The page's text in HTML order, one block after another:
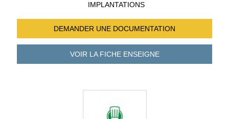
IMPLANTATIONS
DEMANDER UNE DOCUMENTATION
VOIR LA FICHEENSEIGNE